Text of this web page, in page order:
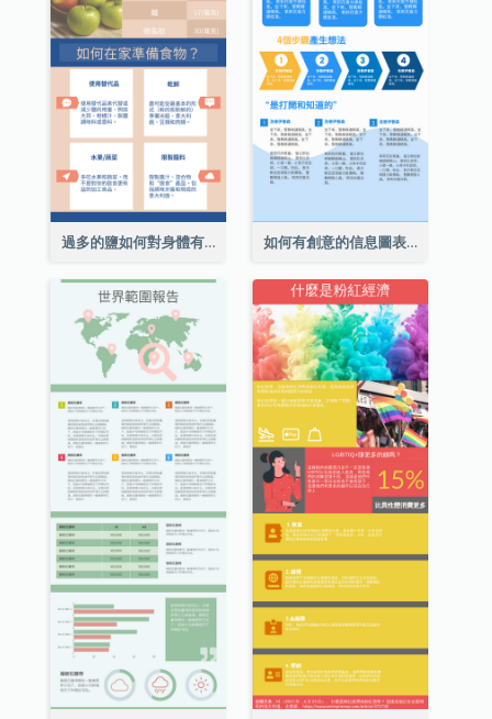
過多的鹽如何對身體有害信息圖表 如何有創意的信息圖表